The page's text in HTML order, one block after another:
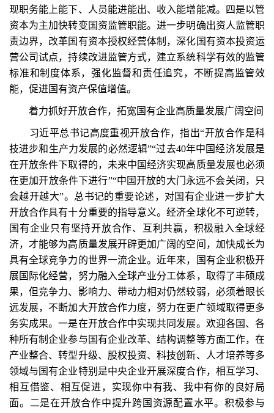
现职务能上能下、人员能进能出、收入能增能减。四是以管
资本为主加快转变国资监管职能。进一步明确出资人监管职
责边界，改革国有资本授权经营体制，深化国有资本投资运
营公司试点，持续改进监管方式，建立系统科学有效的监管
标准和制度体系，强化监督和责任追究，不断提高监管效
能，促进国有资产保值增值。
着力抓好开放合作，拓宽国有企业高质量发展广阔空间
习近平总书记高度重视开放合作，指出“开放合作是科
技进步和生产力发展的必然逻辑”“过去40年中国经济发展是
在开放条件下取得的，未来中国经济实现高质量发展也必须
在更加开放条件下进行”“中国开放的大门永远不会关闭，只
会越开越大”。总书记的重要论述，对国有企业进一步扩大
开放合作具有十分重要的指导意义。经济全球化不可逆转，
国有企业只有坚持开放合作、互利共赢，积极融入全球经
济，才能够为高质量发展开辟更加广阔的空间，加快成长为
具有全球竞争力的世界一流企业。近年来，国有企业积极开
展国际化经营，努力融入全球产业分工体系，取得了丰硕成
果，但竞争力、影响力、带动力相对仍然较弱，必须着眼长
远发展，不断加大开放合作力度，努力在更广领域取得更多
务实成果。一是在开放合作中实现共同发展。欢迎各国、各
种所有制企业参与国有企业改革、结构调整等方面工作，在
产业整合、转型升级、股权投资、科技创新、人才培养等多
领域与国有企业特别是中央企业开展深度合作，相互学习、
相互借鉴、相互促进，实现你中有我、我中有你的良好局
面。二是在开放合作中提升跨国资源配置水平。积极参与